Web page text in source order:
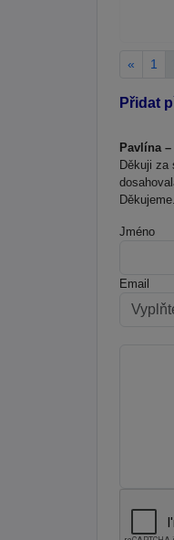
« 1
Přidat
Pavlína –
Děkuji za
Děkujeme.
Jméno
Email